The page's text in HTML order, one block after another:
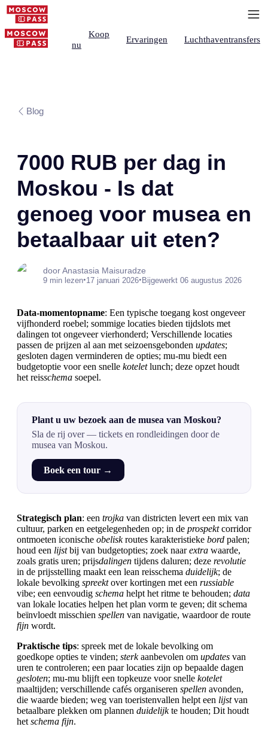
Koop
nu
Ervaringen Luchthaventransfers
Blog
7000 RUB per dag in
Moskou - Is dat
genoeg voor musea en
betaalbaar uit eten?
door Anastasia Maisuradze
9 min lezen•17 januari 2026•Bijgewerkt 06 augustus 2026
Data-momentopname: Een typische toegang kost ongeveer
vijfhonderd roebel; sommige locaties bieden tijdslots met
dalingen tot ongeveer vierhonderd; Verschillende locaties
passen de prijzen al aan met seizoensgebonden updates;
gesloten dagen verminderen de opties; mu-mu biedt een
budgetoptie voor een snelle koteletlunch; deze opzet houdt
het reisschema soepel.
Plant u uw bezoek aan de musea van Moskou?
Sla de rij over — tickets en rondleidingen door de
musea van Moskou.
Boek een tour →
Strategisch plan: een trojka van districten levert een mix van
cultuur, parken en eetgelegenheden op; in de prospektcorridor
ontmoeten iconische obeliskroutes karakteristieke bord palen;
houd een lijstbij van budgetopties; zoek naarextra waarde,
zoals gratis uren; prijsdalingen tijdens daluren; deze revolutie
in de prijsstelling maakt een lean reisschema duidelijk; de
lokale bevolking spreektover kortingen met een russiable
vibe; een eenvoudig schema helpt het ritme te behouden; data
van lokale locaties helpen het plan vorm te geven; dit schema
beïnvloedt misschien spellen van navigatie, waardoor de route
fijn wordt.
Praktische tips: spreek met de lokale bevolking om
goedkope opties te vinden; sterkaanbevolen om updates van
uren te controleren; een paar locaties zijn op bepaalde dagen
gesloten; mu-mu blijft een topkeuze voor snelle kotelet
maaltijden; verschillende cafés organiseren spellen avonden,
die waarde bieden; weg van toeristenvallen helpt een lijstvan
betaalbare plekken om plannen duidelijkte houden; Dit houdt
het schema fijn.